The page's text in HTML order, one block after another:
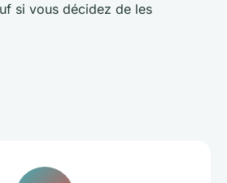
si vous décidez de les